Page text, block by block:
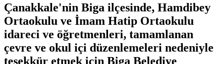
Çanakkale'nin Biga ilçesinde, Hamdibey
Ortaokulu ve İmam Hatip Ortaokulu
idareci ve öğretmenleri, tamamlanan
çevre ve okul içi düzenlemeleri nedeniyle
teşekkür etmek için Biga Belediye